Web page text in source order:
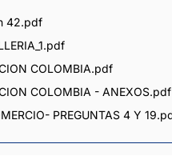
42.pdf
COLOMBIA.pdf
COLOMBIA - ANEXOS.pdf
PREGUNTAS 4 Y